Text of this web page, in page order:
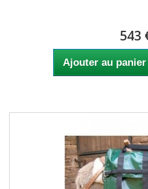
543
Ajouter au panier